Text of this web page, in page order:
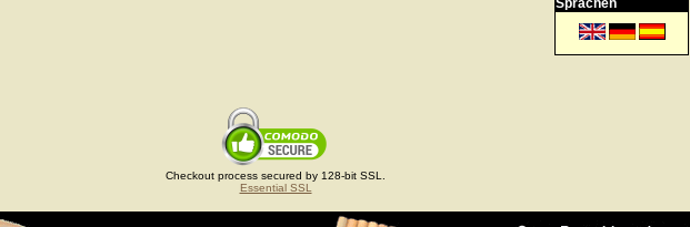
Sprachen
Checkout process secured by 128-bit SSL.
Essential SSL